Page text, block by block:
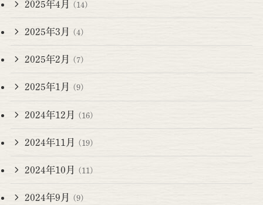
2025年4月 (14)
2025年3月 (4)
2025年2月 (7)
2025年1月 (9)
2024年12月 (16)
2024年11月 (19)
2024年10月 (11)
2024年9月 (9)